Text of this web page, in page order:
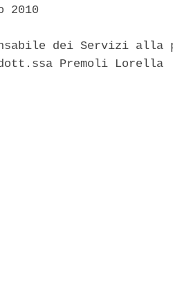
2010
dei Servizi alla
Premoli Lorella